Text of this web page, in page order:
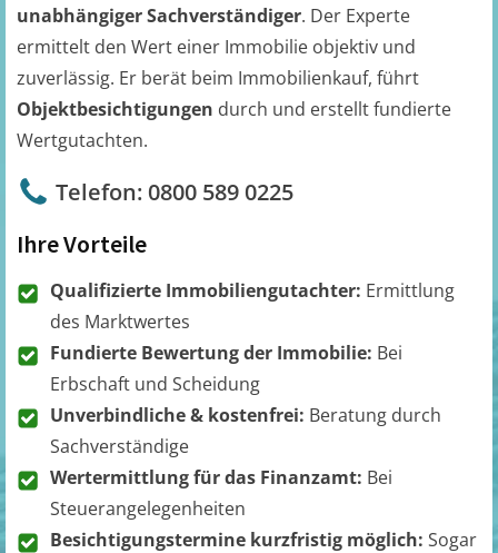
unabhängiger Sachverständiger. Der Experte
ermittelt den Wert einer Immobilie objektiv und
zuverlässig. Er berät beim Immobilienkauf, führt
Objektbesichtigungen durch und erstellt fundierte
Wertgutachten.
Telefon: 0800 589 0225
Ihre Vorteile
Qualifizierte Immobiliengutachter: Ermittlung
des Marktwertes
Fundierte Bewertung der Immobilie: Bei
Erbschaft und Scheidung
Unverbindliche & kostenfrei: Beratung durch
Sachverständige
Wertermittlung für das Finanzamt: Bei
Steuerangelegenheiten
Besichtigungstermine kurzfristig möglich: Sogar